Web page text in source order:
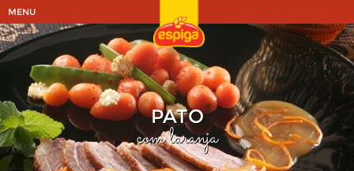
MENU
PATO
com laranja